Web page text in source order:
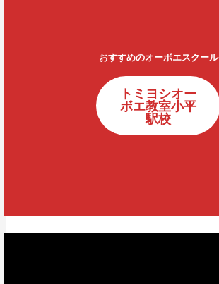
おすすめのオーボエスクール
トミヨシオー
ボエ教室小平
駅校